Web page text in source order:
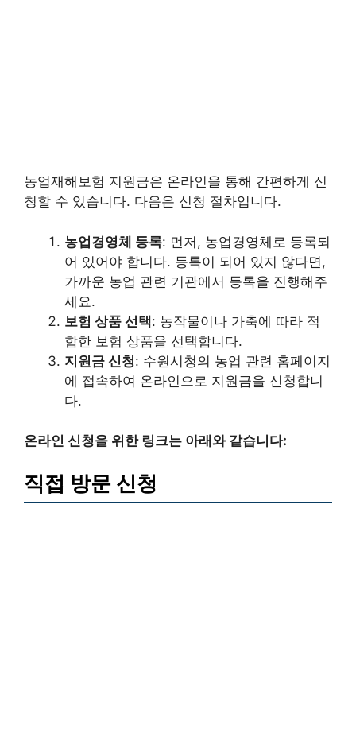
농업재해보험 지원금은 온라인을 통해 간편하게 신
청할 수 있습니다. 다음은 신청 절차입니다.
농업경영체 등록: 먼저, 농업경영체로 등록되
어 있어야 합니다. 등록이 되어 있지 않다면,
가까운 농업 관련 기관에서 등록을 진행해주
세요.
보험 상품 선택: 농작물이나 가축에 따라 적
합한 보험 상품을 선택합니다.
지원금 신청: 수원시청의 농업 관련 홈페이지
에 접속하여 온라인으로 지원금을 신청합니
다.
온라인 신청을 위한 링크는 아래와 같습니다:
직접 방문 신청